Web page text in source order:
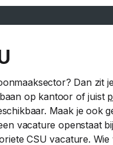
Dan zit
baan op kantoor of juist
Maak je ook
vacature openstaat
CSU vacature.